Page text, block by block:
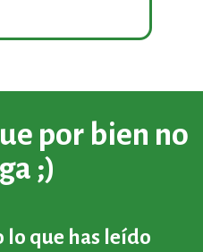
por bien no
;)
lo que has leído